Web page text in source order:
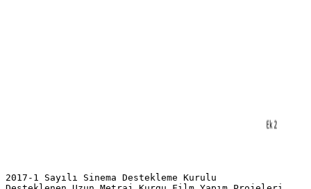
2017-1 Sayılı Sinema Destekleme Kurulu